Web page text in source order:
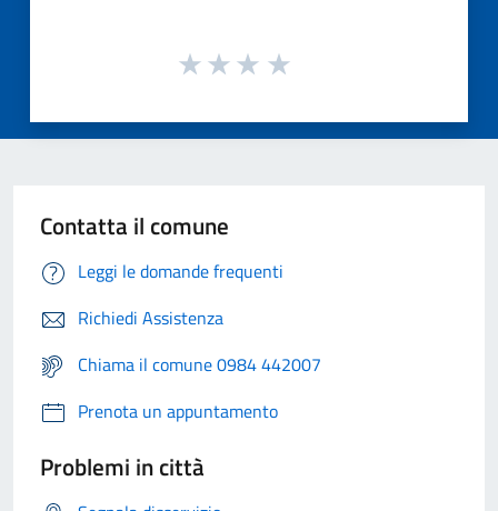
Contatta il comune
Leggi le domande frequenti
Richiedi Assistenza
Chiama il comune 0984 442007
Prenota un appuntamento
Problemi in città